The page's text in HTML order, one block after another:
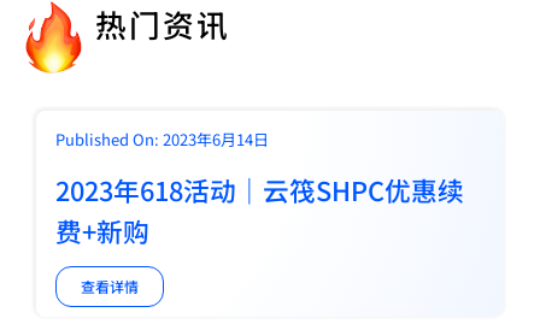
资讯
产品
方案
帮助
热门资讯
Published On: 2023年6月14日
2023年618活动｜云筏SHPC优惠续
费+新购
查看详情